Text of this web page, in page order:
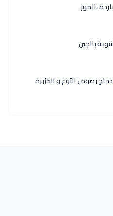
بالموز
بالجبن
بصوص الثوم و الكزبرة